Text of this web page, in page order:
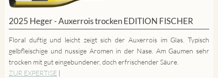
2025 Heger - Auxerrois trocken EDITION FISCHER
Floral duftig und leicht zeigt sich der Auxerrois im Glas. Typisch
gelbfleischige und nussige Aromen in der Nase. Am Gaumen sehr
trocken mit gut eingebundener, doch erfrischender Säure.
ZUR EXPERTISE |